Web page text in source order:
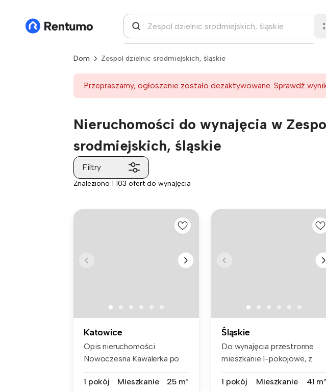
Dom Zespol dzielnic srodmiejskich, śląskie
Przepraszamy, ogłoszenie zostało dezaktywowane. Sprawdź
Nieruchomości do wynajęcia w
srodmiejskich, śląskie
Filtry
Znaleziono 1 103 ofert do wynajęcia
Katowice
Opis nieruchomości
Nowoczesna Kawalerka po
1 pokój
Mieszkanie 25 m²
Śląskie
Do wynajęcia przestronne
mieszkanie 1-pokojowe, z
1 pokój
Mieszkanie 41 m²